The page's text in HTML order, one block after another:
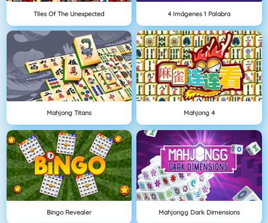
Tiles Of The Unexpected 4 Imágenes 1 Palabra
Mahjong Titans Mahjong 4
Bingo Revealer Mahjongg Dark Dimensions